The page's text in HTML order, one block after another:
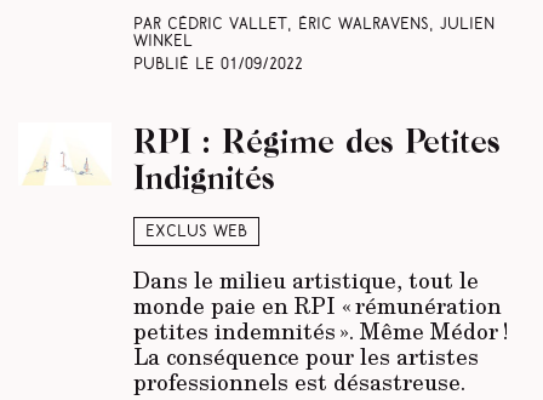
Par Cédric Vallet, Éric Walravens, Julien
Winkel
Publié le 01/09/2022
Exclus web
RPI : Régime des Petites
Indignités
Dans le milieu artistique, tout le
monde paie en RPI « rémunération
petites indemnités ». Même Médor !
La conséquence pour les artistes
professionnels est désastreuse.